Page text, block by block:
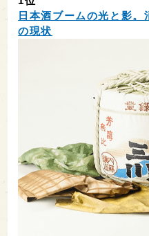
日本酒ブームの光と影
の現状